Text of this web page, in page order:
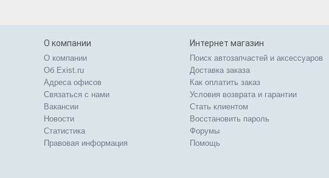
О компании
О компании
Об Exist.ru
Адреса офисов
Связаться с нами
Вакансии
Новости
Статистика
Правовая информация
Интернет магазин
Поиск автозапчастей и аксессуаров
Доставка заказа
Как оплатить заказ
Условия возврата и гарантии
Стать клиентом
Восстановить пароль
Форумы
Помощь